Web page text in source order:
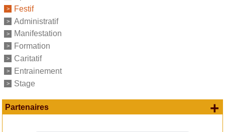
Festif
Administratif
Manifestation
Formation
Caritatif
Entrainement
Stage
Partenaires +